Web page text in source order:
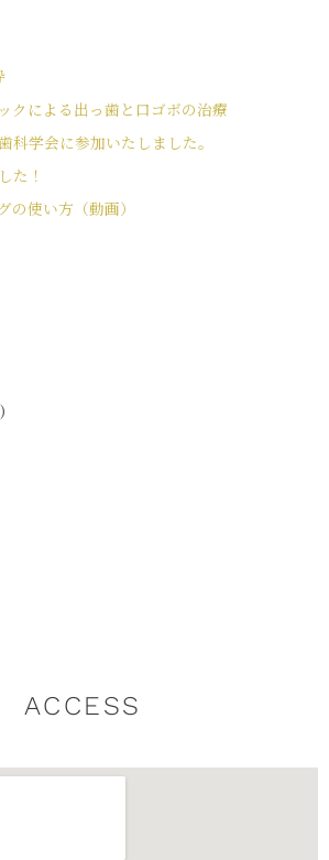
クによる出っ歯と口ゴボの治療
科学会に参加いたしました。
た！
の使い方（動画）
ACCESS